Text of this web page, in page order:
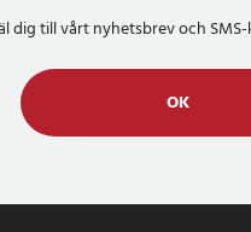
dig till vårt nyhetsbrev och
OK